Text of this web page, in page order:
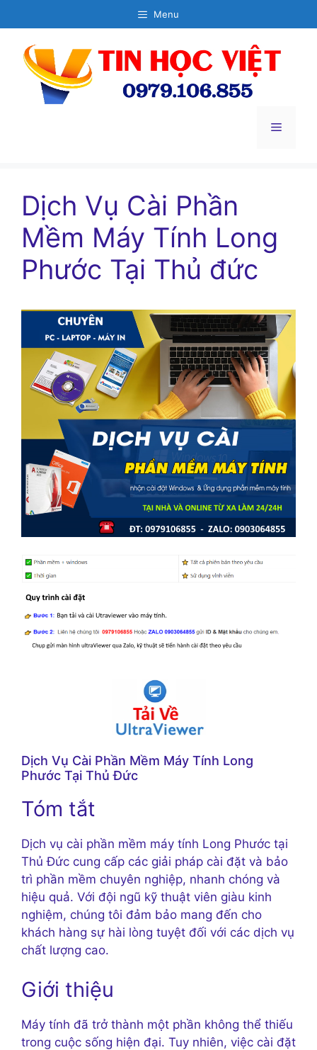
đến
dung
Menu
Menu
Dịch Vụ Cài Phần
Mềm Máy Tính Long
Phước Tại Thủ đức
Dịch Vụ Cài Phần Mềm Máy Tính Long
Phước Tại Thủ Đức
Tóm tắt
Dịch vụ cài phần mềm máy tính Long Phước tại
Thủ Đức cung cấp các giải pháp cài đặt và bảo
trì phần mềm chuyên nghiệp, nhanh chóng và
hiệu quả. Với đội ngũ kỹ thuật viên giàu kinh
nghiệm, chúng tôi đảm bảo mang đến cho
khách hàng sự hài lòng tuyệt đối với các dịch vụ
chất lượng cao.
Giới thiệu
Máy tính đã trở thành một phần không thể thiếu
trong cuộc sống hiện đại. Tuy nhiên, việc cài đặt